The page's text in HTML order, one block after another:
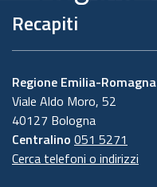
Recapiti
Regione Emilia-Romagna
Viale Aldo Moro, 52
40127 Bologna
Centralino 051 5271
Cerca telefoni o indirizzi